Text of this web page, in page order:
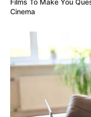
Films To Make You
Cinema